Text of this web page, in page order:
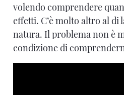
volendo comprendere
effetti. C’è molto altro al di
natura. Il problema non è
condizione di